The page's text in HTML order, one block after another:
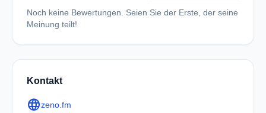
Noch keine Bewertungen. Seien Sie der Erste, der seine
Meinung teilt!
Kontakt
languagezeno.fm